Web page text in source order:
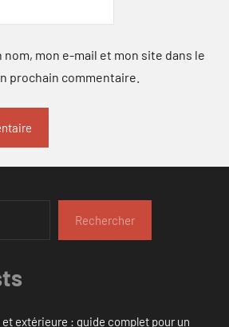
mon e-mail et mon site dans le
prochain commentaire.
Rechercher
extérieure : guide complet pour un